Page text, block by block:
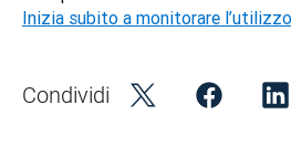
Inizia subito a monitorare
Condividi